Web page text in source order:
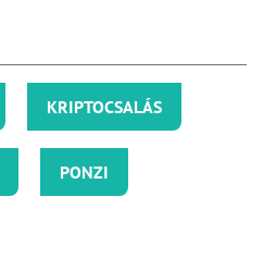
KRIPTOCSALÁS
PONZI